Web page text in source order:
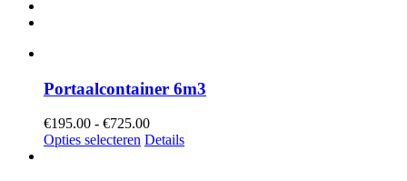
Portaalcontainer 6m3
€195.00 - €725.00Prijsklasse:
€195.00
Opties selecteren Details